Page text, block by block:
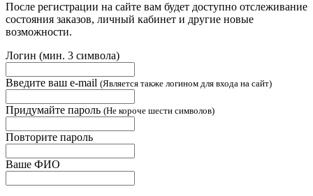
После регистрации на сайте вам будет доступно отслеживание
состояния заказов, личный кабинет и другие новые
возможности.
Логин (мин. 3 символа)
Введите ваш e-mail (Является также логином для входа на сайт)
Придумайте пароль (Не короче шести символов)
Повторите пароль
Ваше ФИО